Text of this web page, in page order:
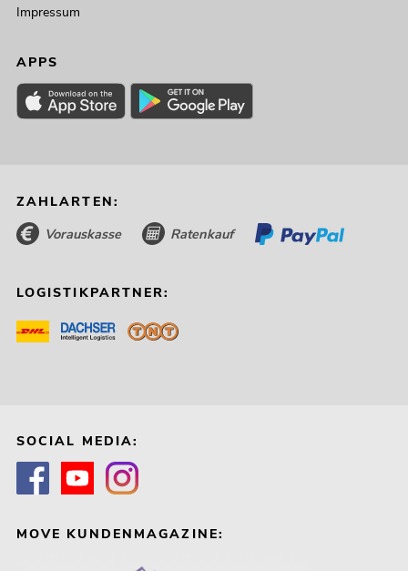
Impressum
APPS
ZAHLARTEN:
Vorauskasse Ratenkauf
LOGISTIKPARTNER:
SOCIAL MEDIA:
MOVE KUNDENMAGAZINE: